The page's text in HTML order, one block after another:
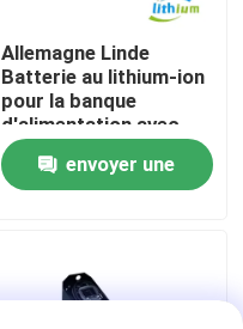
élévateur
de chariot élévateur
Allemagne Linde
Batterie au lithium-ion
pour la banque
d'alimentation avec
cellule au lithium Eve
envoyer une